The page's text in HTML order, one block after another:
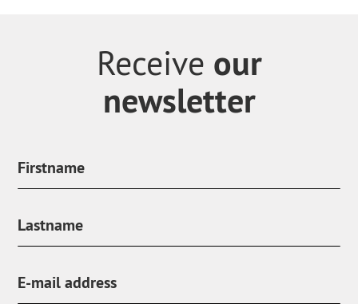
Receive our
newsletter